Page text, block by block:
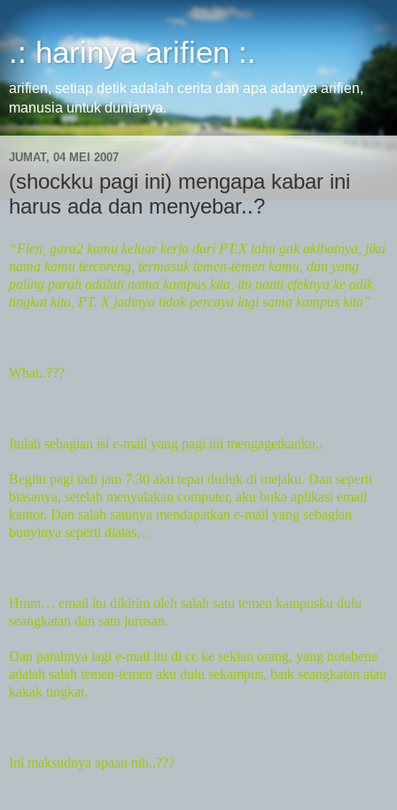
.: harinya arifien :.
arifien, setiap detik adalah cerita dan apa adanya arifien,
manusia untuk dunianya.
JUMAT, 04 MEI 2007
(shockku pagi ini) mengapa kabar ini
harus ada dan menyebar..?
“Fien, gara2 kamu keluar kerja dari PT.X tahu gak akibatnya, jika
nama kamu tercoreng, termasuk temen-temen kamu, dan yang
paling parah adalah nama kampus kita, itu nanti efeknya ke adik
tingkat kita, PT. X jadinya tidak percaya lagi sama kampus kita”
What..???
Itulah sebagian isi e-mail yang pagi ini mengagetkanku..
Begitu pagi tadi jam 7.30 aku tepat duduk di mejaku. Dan seperti
biasanya, setelah menyalakan computer, aku buka aplikasi email
kantor. Dan salah satunya mendapatkan e-mail yang sebagian
bunyinya seperti diatas…
Hmm… email itu dikirim oleh salah satu temen kampusku dulu
seangkatan dan satu jurusan.
Dan parahnya lagi e-mail itu di cc ke sekian orang, yang notabene
adalah salah temen-temen aku dulu sekampus, baik seangkatan atau
kakak tingkat.
Ini maksudnya apaan nih..???